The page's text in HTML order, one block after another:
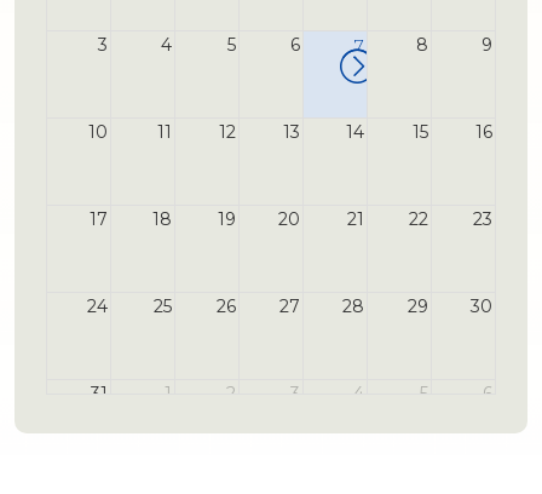
3 4 5 6 7 8 9
10 11 12 13 14 15 16
17 18 19 20 21 22 23
24 25 26 27 28 29 30
31 1 2 3 4 5 6